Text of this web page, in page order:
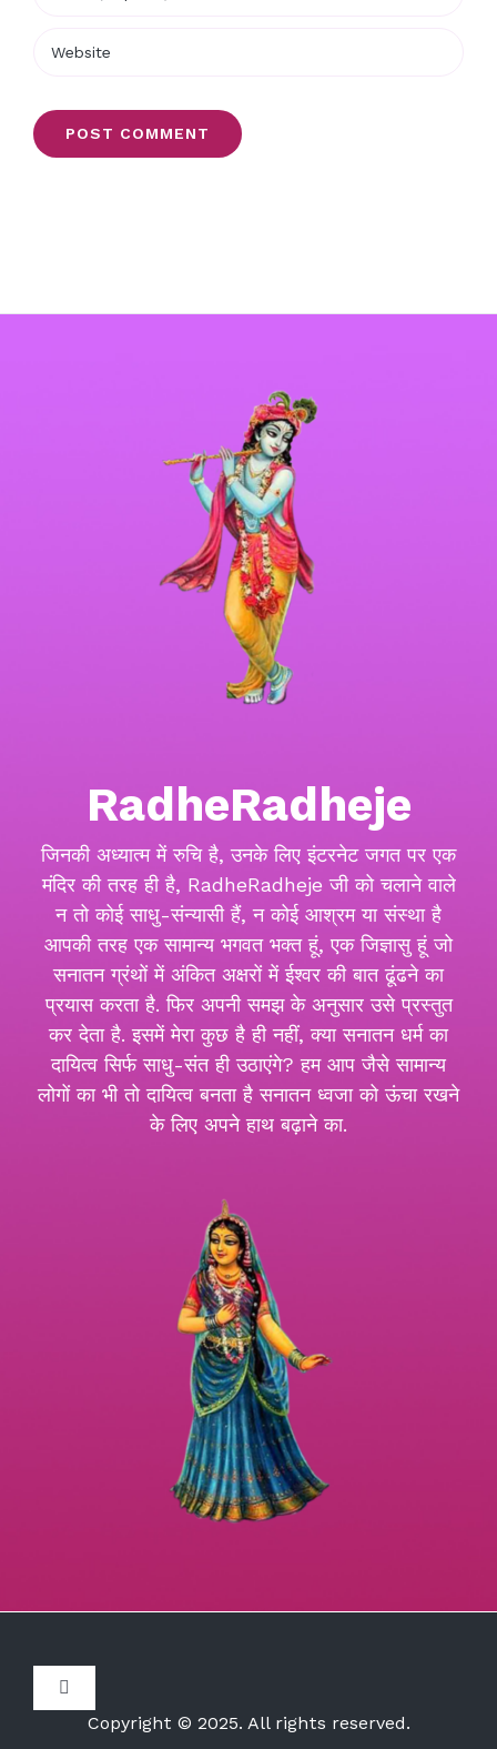
RadheRadheje
जिनकी अध्यात्म में रुचि है, उनके लिए इंटरनेट जगत पर एक
मंदिर की तरह ही है, RadheRadheje जी को चलाने वाले
न तो कोई साधु-संन्यासी हैं, न कोई आश्रम या संस्था है
आपकी तरह एक सामान्य भगवत भक्त हूं, एक जिज्ञासु हूं जो
सनातन ग्रंथों में अंकित अक्षरों में ईश्वर की बात ढूंढने का
प्रयास करता है. फिर अपनी समझ के अनुसार उसे प्रस्तुत
कर देता है. इसमें मेरा कुछ है ही नहीं, क्या सनातन धर्म का
दायित्व सिर्फ साधु-संत ही उठाएंगे? हम आप जैसे सामान्य
लोगों का भी तो दायित्व बनता है सनातन ध्वजा को ऊंचा रखने
के लिए अपने हाथ बढ़ाने का.
Toggle
Navigation
Copyright © 2025. All rights reserved.